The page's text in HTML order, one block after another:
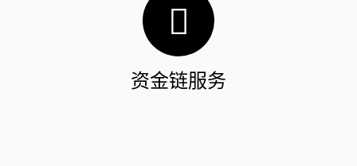
资金链服务